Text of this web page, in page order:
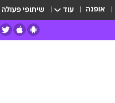
אופנה עוד שיתופי פעולה